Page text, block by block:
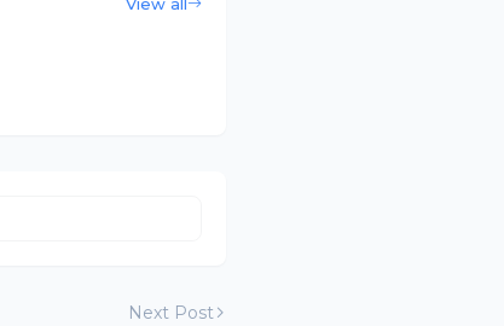
Next Post